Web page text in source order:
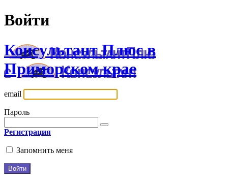
Войти
Консультант Плюс в
Приморском крае
email
Пароль
Регистрация
Запомнить меня